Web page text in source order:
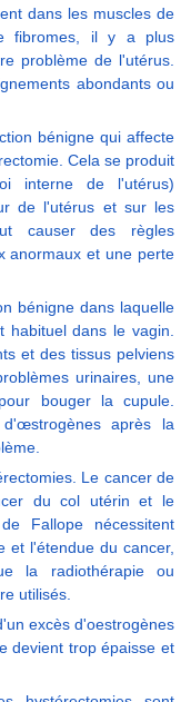
dans les muscles de
fibromes, il y a plus
problème de l'utérus.
abondants ou
bénigne qui affecte
Cela se produit
interne de l'utérus)
de l'utérus et sur les
causer des règles
anormaux et une perte
bénigne dans laquelle
habituel dans le vagin.
et des tissus pelviens
urinaires, une
bouger la cupule.
après la
Le cancer de
du col utérin et le
Fallope nécessitent
et l'étendue du cancer,
la radiothérapie ou
utilisés.
excès d'oestrogènes
devient trop épaisse et